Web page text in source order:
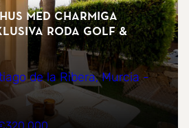
med charmiga
Roda Golf &
de la Ribera, Murcia -